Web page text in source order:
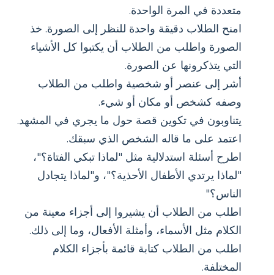
متعددة في المرة الواحدة.
امنح الطلاب دقيقة واحدة للنظر إلى الصورة. خذ
الصورة واطلب من الطلاب أن يكتبوا كل الأشياء
التي يتذكرونها عن الصورة.
أشر إلى عنصر أو شخصية واطلب من الطلاب
وصفه كشخص أو مكان أو شيء.
يتناوبون في تكوين قصة حول ما يجري في المشهد.
اعتمد على ما قاله الشخص الذي سبقك.
اطرح أسئلة استدلالية مثل "لماذا تبكي الفتاة؟"،
"لماذا يرتدي الأطفال الأحذية؟"، و"لماذا يتجادل
الناس؟"
اطلب من الطلاب أن يشيروا إلى أجزاء معينة من
الكلام مثل الأسماء، وأمثلة الأفعال، وما إلى ذلك.
اطلب من الطلاب كتابة قائمة بأجزاء الكلام
المختلفة.